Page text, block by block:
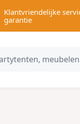
Klantvriendelijke
garantie
category